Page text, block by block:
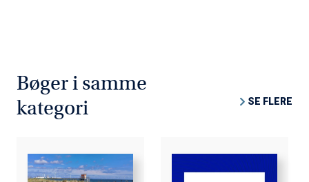
Bøger i samme
kategori
SE FLERE